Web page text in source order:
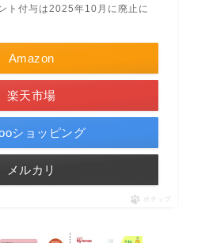
ト付与は2025年10月に廃止に
Amazon
楽天市場
ショッピング
メルカリ
ポチップ